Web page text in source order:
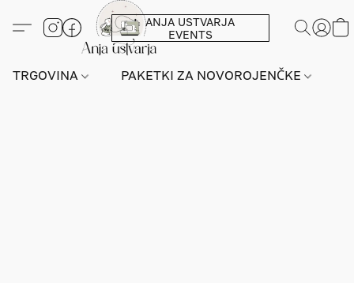
ANJA USTVARJA
EVENTS
TRGOVINA PAKETKI ZA NOVOROJENČKE